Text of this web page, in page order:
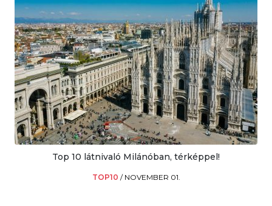
Top 10 látnivaló Milánóban, térképpel!
TOP10 / NOVEMBER 01.